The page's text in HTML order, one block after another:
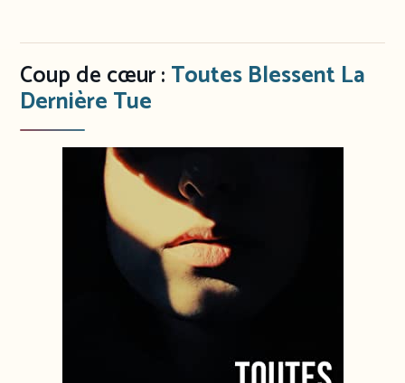
Coup de cœur :Toutes Blessent La
Dernière Tue